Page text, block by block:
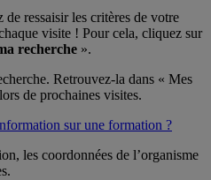
ressaisir les critères de votre
visite ! Pour cela, cliquez sur
recherche ».
Retrouvez-la dans « Mes
de prochaines visites.
sur une formation ?
les coordonnées de l’organisme